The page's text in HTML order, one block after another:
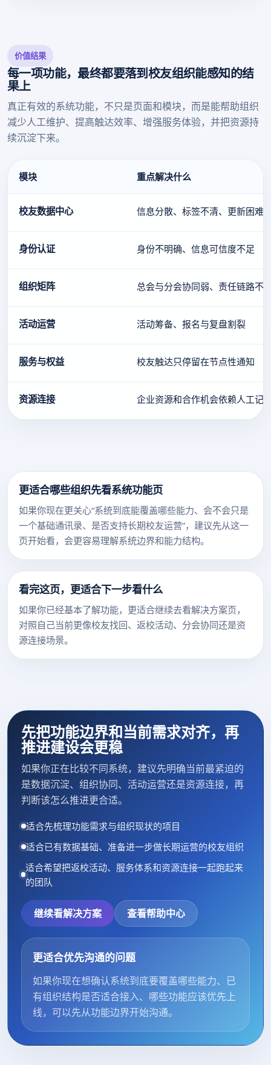
价值结果
每一项功能，最终都要落到校友组织能感知的结
果上
真正有效的系统功能，不只是页面和模块，而是能帮助组织
减少人工维护、提高触达效率、增强服务体验，并把资源持
续沉淀下来。
模块 重点解决什么
校友数据中心 信息分散、标签不清、更新困难
身份认证 身份不明确、信息可信度不足
组织矩阵 总会与分会协同弱、责任链路不
活动运营 活动筹备、报名与复盘割裂
服务与权益 校友触达只停留在节点性通知
资源连接 企业资源和合作机会依赖人工记
更适合哪些组织先看系统功能页
如果你现在更关心“系统到底能覆盖哪些能力、会不会只是
一个基础通讯录、是否支持长期校友运营”，建议先从这一
页开始看，会更容易理解系统边界和能力结构。
看完这页，更适合下一步看什么
如果你已经基本了解功能，更适合继续去看解决方案页，
对照自己当前更像校友找回、返校活动、分会协同还是资
源连接场景。
先把功能边界和当前需求对齐，再
推进建设会更稳
如果你正在比较不同系统，建议先明确当前最紧迫的
是数据沉淀、组织协同、活动运营还是资源连接，再
判断该怎么推进更合适。
适合先梳理功能需求与组织现状的项目
适合已有数据基础、准备进一步做长期运营的校友组织
适合希望把返校活动、服务体系和资源连接一起跑起来
的团队
继续看解决方案 查看帮助中心
更适合优先沟通的问题
如果你现在想确认系统到底要覆盖哪些能力、已
有组织结构是否适合接入、哪些功能应该优先上
线，可以先从功能边界开始沟通。